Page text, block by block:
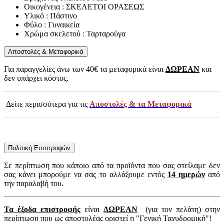
Οικογένεια : ΣΚΕΛΕΤΟΙ ΟΡΑΣΕΩΣ
Υλικό : Πάστινο
Φύλο : Γυναικεία
Χρώμα σκελετού : Ταρταρούγα
Αποστολές & Μεταφορικά
Για παραγγελίες άνω των 40€ τα μεταφορικά είναιΔΩΡΕΑΝ και
δεν υπάρχει κόστος.
Δείτε περισσότερα για τις Αποστολές & τα Μεταφορικά
Πολιτική Επιστροφών
Σε περίπτωση που κάποιο από τα προϊόντα που σας στείλαμε δεν
σας κάνει μπορούμε να σας το αλλάξουμε εντός 14 ημερώναπό
την παραλαβή του.
Τα έξοδα επιστροφής είναι ΔΩΡΕΑΝ (για τον πελάτη) στην
περίπτωση που ως αποστολέας οριστεί η "Γενική Ταχυδρομική"!